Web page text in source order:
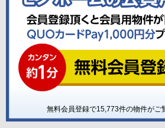
無料会員登録で15,773件の物件がご